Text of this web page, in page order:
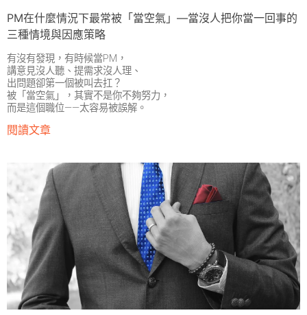
PM在什麼情況下最常被「當空氣」—當沒人把你當一回事的
三種情境與因應策略
有沒有發現，有時候當PM，
講意見沒人聽、提需求沒人理、
出問題卻第一個被叫去扛？
被「當空氣」，其實不是你不夠努力，
而是這個職位——太容易被誤解。
閱讀文章